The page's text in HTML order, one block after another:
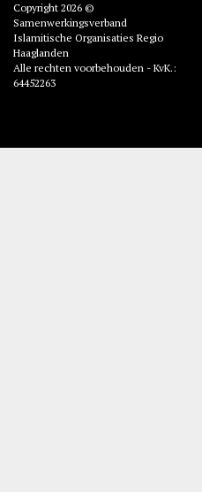
Copyright 2026 ©
Samenwerkingsverband
Islamitische Organisaties Regio
Haaglanden
Alle rechten voorbehouden - KvK.:
64452263